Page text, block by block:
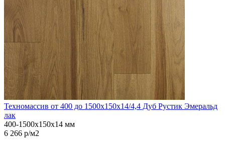
Техномассив от 400 до 1500х150х14/4,4 Дуб Рустик Эмеральд
лак
400-1500х150х14 мм
6 266 р/м2